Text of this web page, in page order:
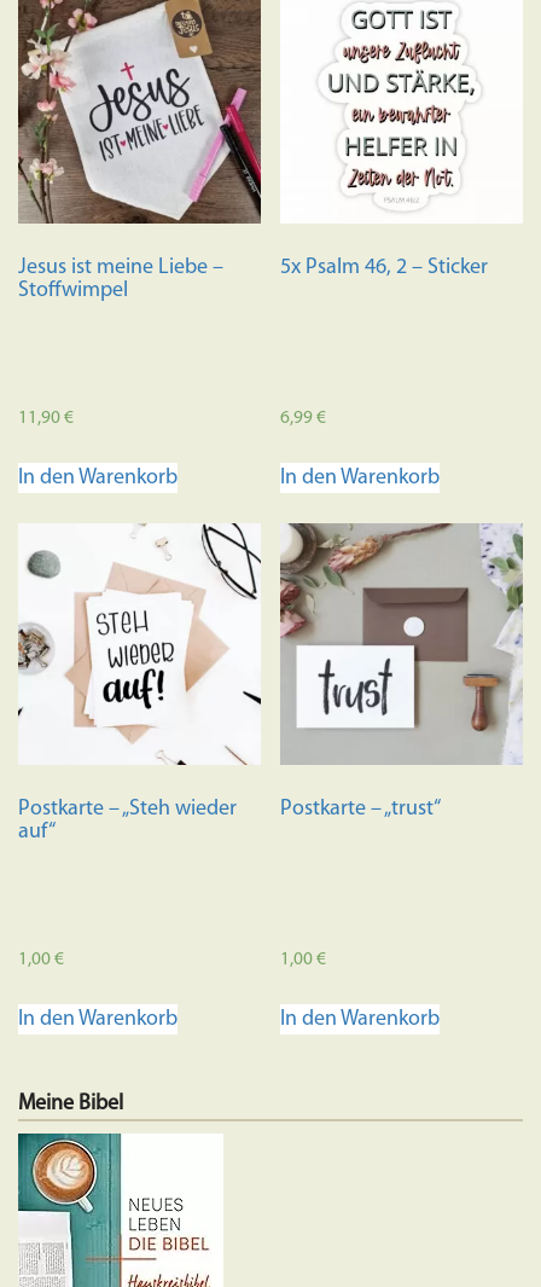
Jesus ist meine Liebe –
Stoffwimpel
11,90€
In den Warenkorb
5x Psalm 46, 2 – Sticker
6,99€
In den Warenkorb
Postkarte – „Steh wieder
auf“
1,00€
In den Warenkorb
Postkarte – „trust“
1,00€
In den Warenkorb
Meine Bibel